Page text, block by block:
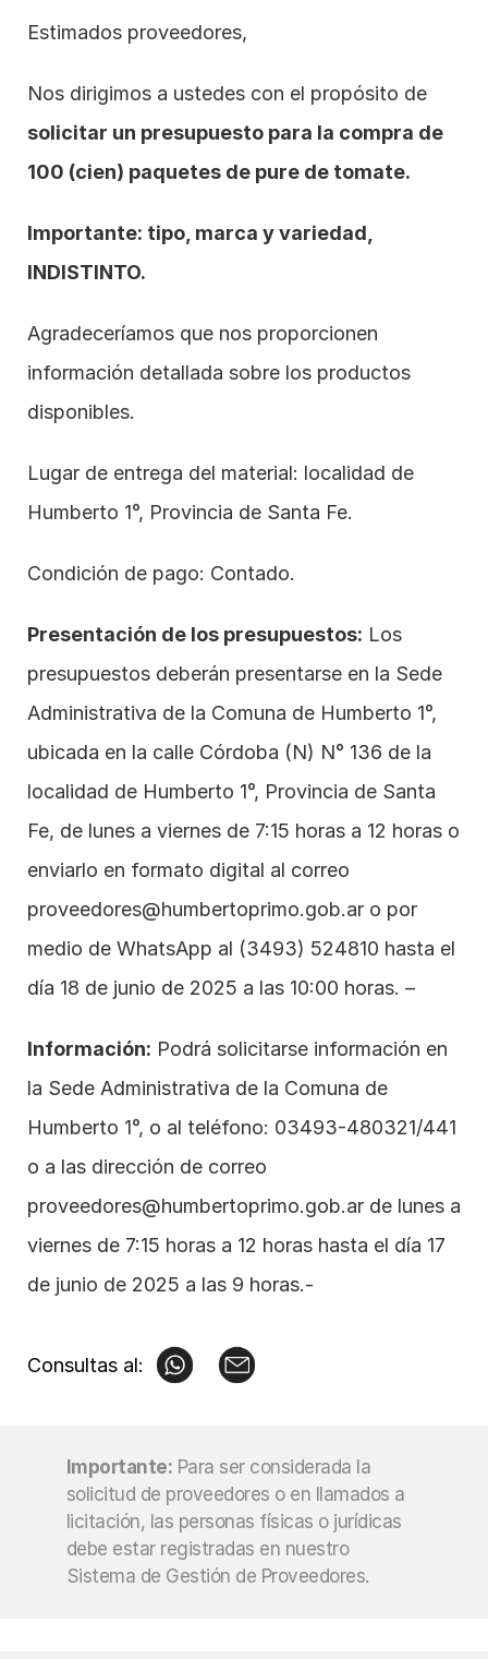
Estimados proveedores,
solicitar un presupuesto para la compra de
100 (cien) paquetes de pure de tomate.
Importante: tipo, marca y variedad,
INDISTINTO.
Agradeceríamos que nos proporcionen
información detallada sobre los productos
disponibles.
Lugar de entrega del material: localidad de
Humberto 1°, Provincia de Santa Fe.
Condición de pago: Contado.
Presentación de los presupuestos: Los
presupuestos deberán presentarse en la Sede
Administrativa de la Comuna de Humberto 1°,
ubicada en la calle Córdoba (N) N° 136 de la
localidad de Humberto 1°, Provincia de Santa
Fe, de lunes a viernes de 7:15 horas a 12 horas o
proveedores@humbertoprimo.gob.ar o por
medio de WhatsApp al (3493) 524810 hasta el
día 18 de junio de 2025 a las 10:00 horas. –
Información: Podrá solicitarse información en
la Sede Administrativa de la Comuna de
Humberto 1°, o al teléfono: 03493-480321/441
proveedores@humbertoprimo.gob.ar de lunes a
viernes de 7:15 horas a 12 horas hasta el día 17
de junio de 2025 a las 9 horas.-
Consultas al:
Importante: Para ser considerada la
solicitud de proveedores o en llamados a
licitación, las personas físicas o jurídicas
debe estar registradas en nuestro
Sistema de Gestión de Proveedores.